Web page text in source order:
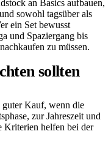
an Basics aufbauen,
sowohl tagsüber als
ein Set bewusst
und Spaziergang bis
zu müssen.
sollten
guter Kauf, wenn die
zur Jahreszeit und
Kriterien helfen bei der